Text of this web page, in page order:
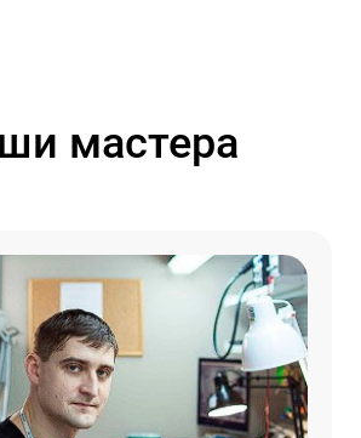
мастера